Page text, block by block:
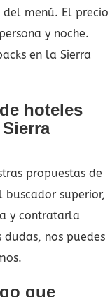
menú. El precio
y noche.
en la Sierra
hoteles
propuestas de
superior,
y contratarla
nos puedes
que